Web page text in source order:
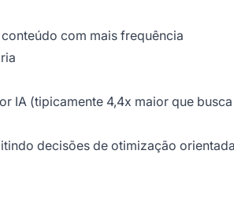
com mais frequência
IA (tipicamente 4,4x maior que busca
decisões de otimização